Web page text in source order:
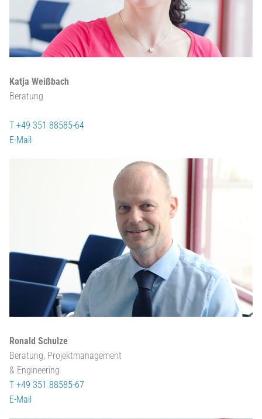
Katja Weißbach
Beratung
T +49 351 88585-64
E-Mail
Ronald Schulze
Beratung, Projektmanagement
& Engineering
T +49 351 88585-67
E-Mail